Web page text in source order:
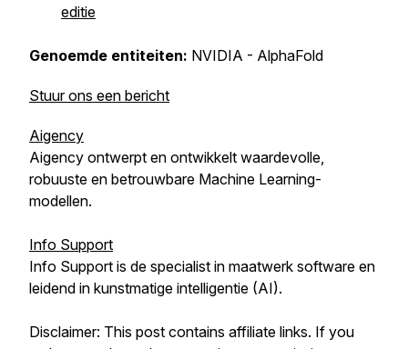
editie
Genoemde entiteiten: NVIDIA - AlphaFold
Stuur ons een bericht
Aigency
Aigency ontwerpt en ontwikkelt waardevolle,
robuuste en betrouwbare Machine Learning-
modellen.
Info Support
Info Support is de specialist in maatwerk software en
leidend in kunstmatige intelligentie (AI).
Disclaimer: This post contains affiliate links. If you